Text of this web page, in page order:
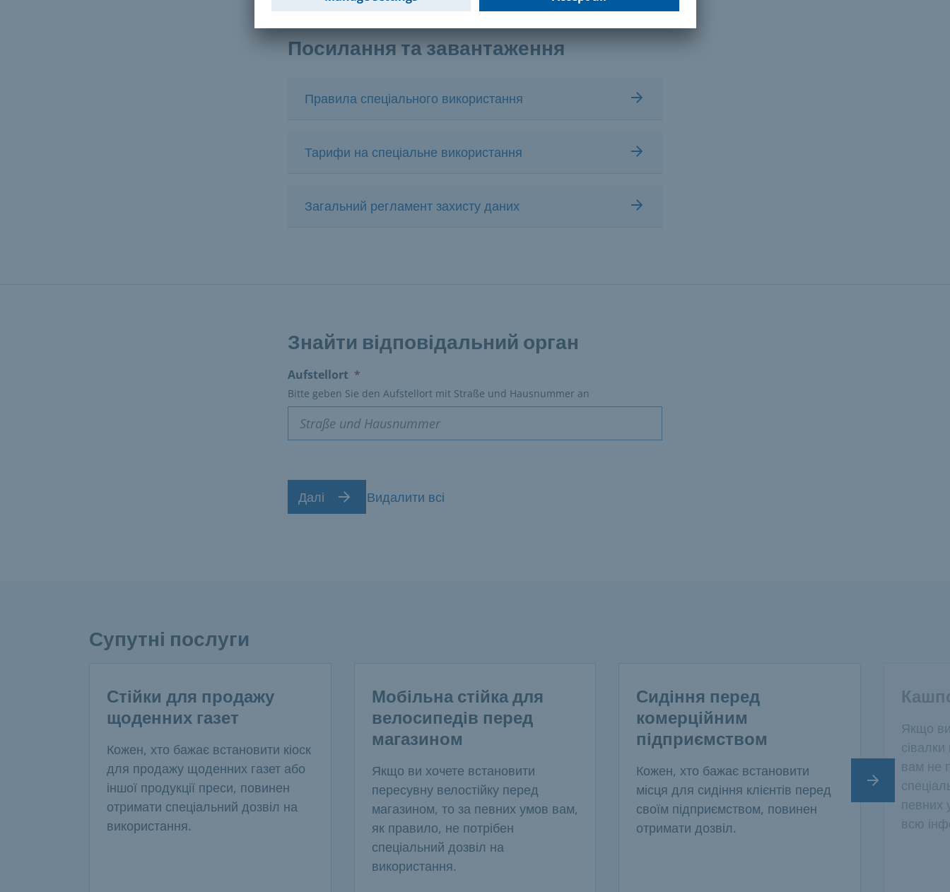
Посилання та завантаження
Правила спеціального використання
Тарифи на спеціальне використання
Загальний регламент захисту даних
Знайти відповідальний орган
Aufstellort *
Bitte geben Sie den Aufstellort mit Straße und Hausnummer an
Далі Видалити всі
Супутні послуги
Стійки для продажу
щоденних газет
Кожен, хто бажає встановити кіоск
для продажу щоденних газет або
іншої продукції преси, повинен
отримати спеціальний дозвіл на
використання.
Мобільна стійка для
велосипедів перед
магазином
Якщо ви хочете встановити
пересувну велостійку перед
магазином, то за певних умов вам,
як правило, не потрібен
спеціальний дозвіл на
використання.
Сидіння перед
комерційним
підприємством
Кожен, хто бажає встановити
місця для сидіння клієнтів перед
своїм підприємством, повинен
отримати дозвіл.
Якщо
вам не
певних
всю
Наступний